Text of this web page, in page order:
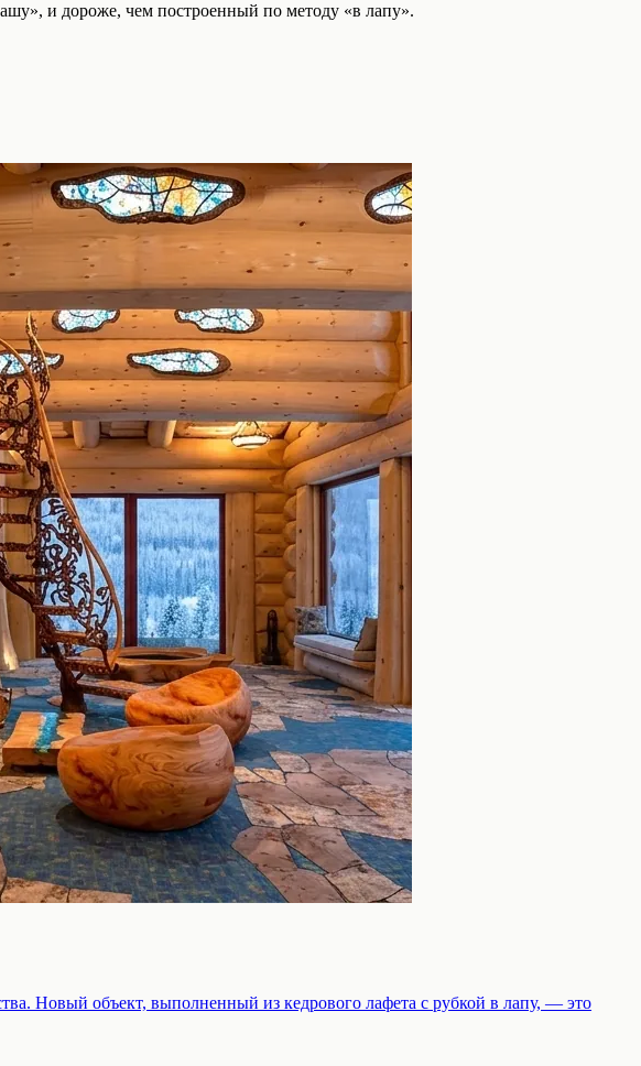
и дороже, чем построенный по методу «в лапу».
Новый объект, выполненный из кедрового лафета с рубкой в лапу, — это